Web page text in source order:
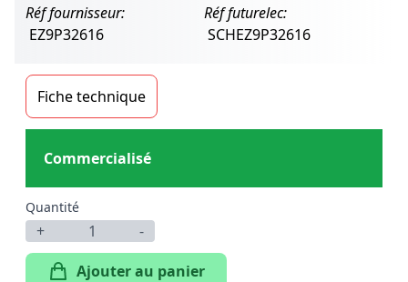
Réf fournisseur:
EZ9P32616
Réf futurelec:
SCHEZ9P32616
Fiche technique
Commercialisé
Quantité
+
-
Ajouter au panier